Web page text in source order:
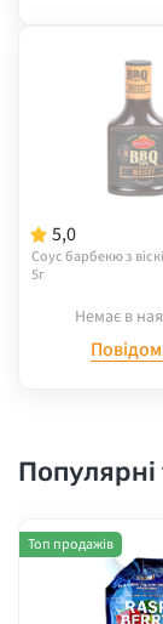
5,0
Соус барбекю з
5г
Немає в
Топ продажів